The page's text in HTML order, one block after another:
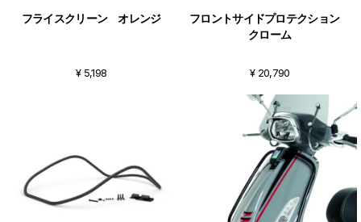
フライスクリーン オレンジ
¥ 5,198
フロントサイドプロテクション
クローム
¥ 20,790